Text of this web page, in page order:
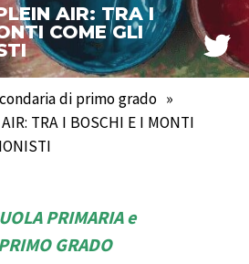
AIR: TRA I
COME GLI
di primo grado »
TRA I BOSCHI E I MONTI
PRIMARIA e
GRADO